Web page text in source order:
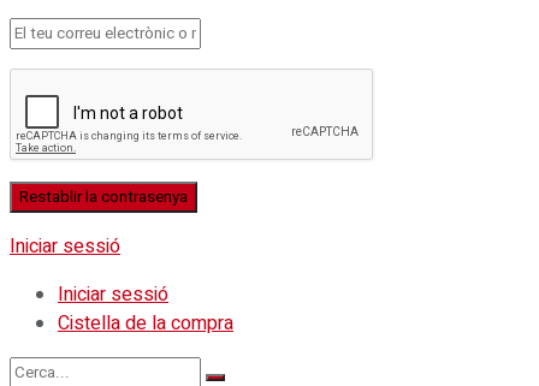
Iniciar sessió
Iniciar sessió
Cistella de la compra